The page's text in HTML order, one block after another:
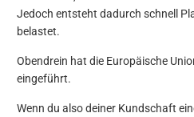
Jedoch entsteht dadurch schnell
belastet.
Obendrein hat die Europäische
eingeführt.
Wenn du also deiner Kundschaft